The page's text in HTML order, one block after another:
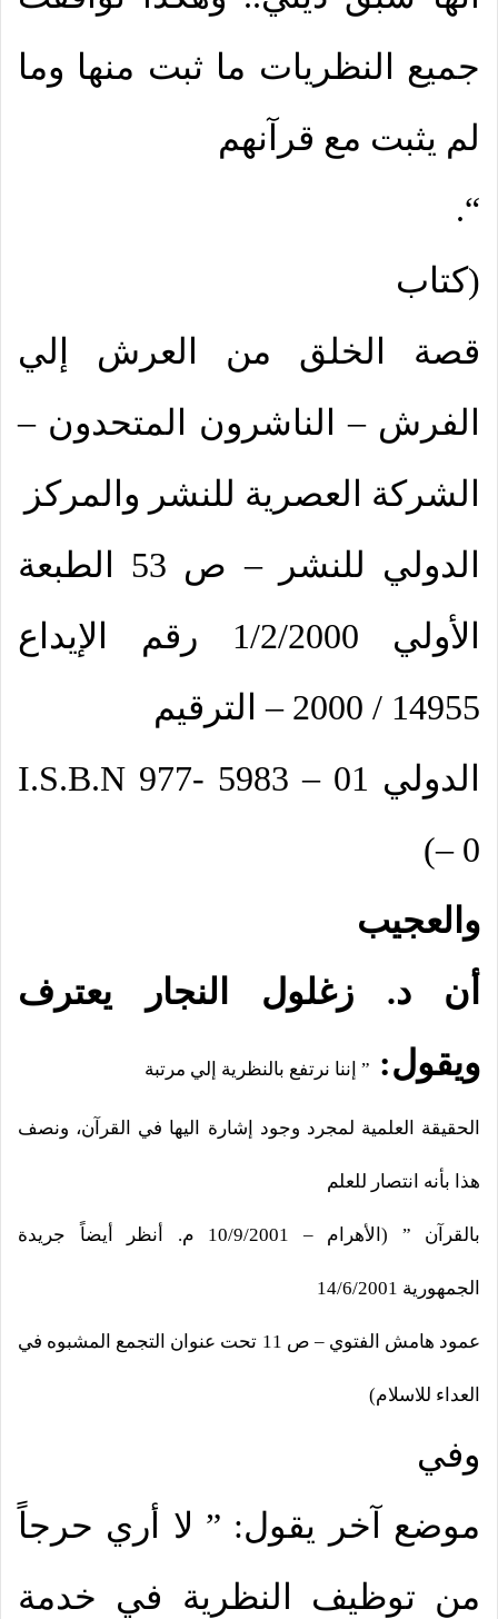
جميع النظريات ما ثبت منها وما
لم يثبت مع قرآنهم
“.
(كتاب
قصة الخلق من العرش إلي
الفرش – الناشرون المتحدون –
الشركة العصرية للنشر والمركز
الدولي للنشر – ص 53 الطبعة
الأولي 1/2/2000 رقم الإيداع
14955 / 2000 – الترقيم
الدولي I.S.B.N 977- 5983 – 01
– 0
)
والعجيب
أن د. زغلول النجار يعترف
ويقول: ” إننا نرتفع بالنظرية إلي مرتبة
الحقيقة العلمية لمجرد وجود إشارة اليها في القرآن، ونصف
هذا بأنه انتصار للعلم
بالقرآن ” (الأهرام – 10/9/2001 م. أنظر أيضاً جريدة
الجمهورية 14/6/2001
عمود هامش الفتوي – ص 11 تحت عنوان التجمع المشبوه في
العداء للاسلام)
وفي
موضع آخر يقول: ” لا أري حرجاً
من توظيف النظرية في خدمة